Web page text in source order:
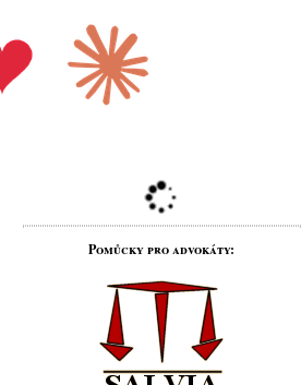
Pomůcky pro advokáty: